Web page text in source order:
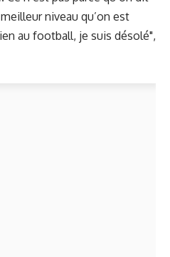
niveau qu’on est
au football, je suis désolé",